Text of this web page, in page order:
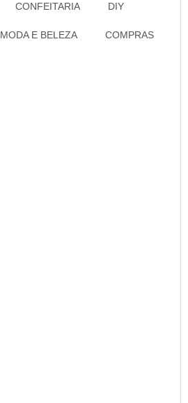
CONFEITARIA DIY
MODA E BELEZA COMPRAS